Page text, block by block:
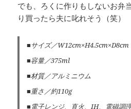
でも、ろくに作りもしないお弁
り買ったら夫に叱れそう（笑）
■サイズ／W12cm×H4.5cm×D8cm
■容量／375ml
■材質／アルミニウム
■重さ／約110g
■電子レンジ、直火、IH、電磁調